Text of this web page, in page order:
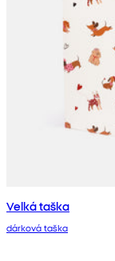
Velká taška
dárková taška